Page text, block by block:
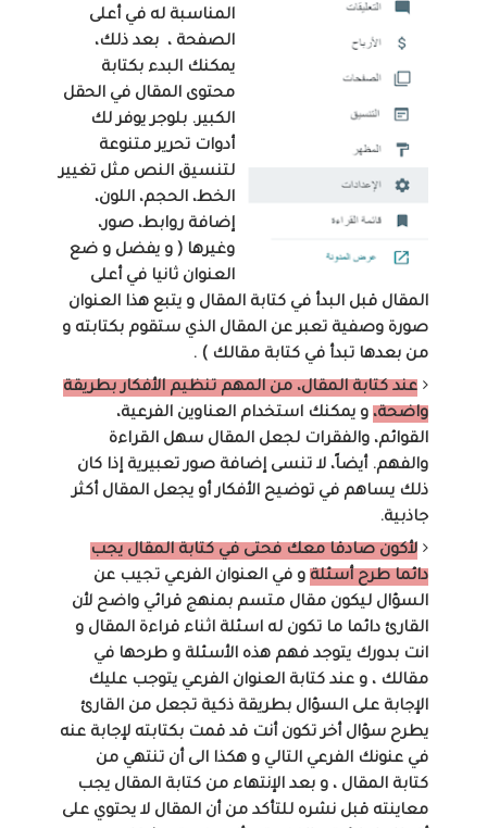
المناسبة له في أعلى
الصفحة ، بعد ذلك،
يمكنك البدء بكتابة
محتوى المقال في الحقل
الكبير. بلوجر يوفر لك
أدوات تحرير متنوعة
لتنسيق النص مثل تغيير
الخط، الحجم، اللون،
إضافة روابط، صور،
وغيرها ( و يفضل و ضع
العنوان ثانيا في أعلى
المقال قبل البدأ في كتابة المقال و يتبع هذا العنوان
صورة وصفية تعبر عن المقال الذي ستقوم بكتابته و
من بعدها تبدأ في كتابة مقالك ) .
عند كتابة المقال، من المهم تنظيم الأفكار بطريقة
واضحة، و يمكنك استخدام العناوين الفرعية،
القوائم، والفقرات لجعل المقال سهل القراءة
والفهم. أيضاً، لا تنسى إضافة صور تعبيرية إذا كان
ذلك يساهم في توضيح الأفكار أو يجعل المقال أكثر
جاذبية.
لأكون صادقا معك فحتى في كتابة المقال يجب
دائما طرح أسئلة و في العنوان الفرعي تجيب عن
السؤال ليكون مقال متسم بمنهج قرائي واضح لأن
القارئ دائما ما تكون له اسئلة اثناء قراءة المقال و
انت بدورك يتوجد فهم هذه الأسئلة و طرحها في
مقالك ، و عند كتابة العنوان الفرعي يتوجب عليك
الإجابة على السؤال بطريقة ذكية تجعل من القارئ
يطرح سؤال أخر تكون أنت قد قمت بكتابته لإجابة عنه
في عنونك الفرعي التالي و هكذا الى أن تنتهي من
كتابة المقال ، و بعد الإنتهاء من كتابة المقال يجب
معاينته قبل نشره للتأكد من أن المقال لا يحتوي على